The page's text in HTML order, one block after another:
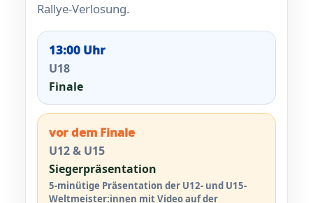
Rallye-Verlosung.
13:00 Uhr
U18
Finale
vor dem Finale
U12 & U15
Siegerpräsentation
5-minütige Präsentation der U12- und U15-
Weltmeister:innen mit Video auf der